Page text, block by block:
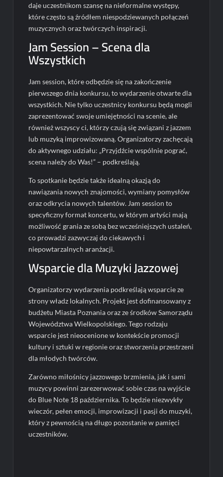
daje uczestnikom szansę na nieformalne występy,
które często są źródłem niespodziewanych połączeń
muzycznych oraz twórczych inspiracji.
Jam Session – Scena dla
Wszystkich
Jam session, które odbędzie się na zakończenie
pierwszego dnia konkursu, to wydarzenie otwarte dla
wszystkich. Nie tylko uczestnicy konkursu będą mogli
zaprezentować swoje umiejętności na scenie, ale
również wszyscy ci, którzy czują się związani z jazzem
lub muzyką improwizowaną. Organizatorzy zachęcają
do aktywnego udziału: „Przyjdźcie wspólnie pograć,
scena należy do Was!” – podkreślają.
To spotkanie będzie także idealną okazją do
nawiązania nowych znajomości, wymiany pomysłów
oraz odkrycia nowych talentów. Jam session to
specyficzny format koncertu, w którym artyści mają
możliwość grania ze sobą bez wcześniejszych ustaleń,
co prowadzi zazwyczaj do ciekawych i
niepowtarzalnych aranżacji.
Wsparcie dla Muzyki Jazzowej
Organizatorzy wydarzenia podkreślają wsparcie ze
strony władz lokalnych. Projekt jest dofinansowany z
budżetu Miasta Poznania oraz ze środków Samorządu
Województwa Wielkopolskiego. Tego rodzaju
wsparcie jest nieocenione w kontekście promocji
kultury i sztuki w regionie oraz stworzenia przestrzeni
dla młodych twórców.
Zarówno miłośnicy jazzowego brzmienia, jak i sami
muzycy powinni zarezerwować sobie czas na wyjście
do Blue Note 18 października. To będzie niezwykły
wieczór, pełen emocji, improwizacji i pasji do muzyki,
który z pewnością na długo pozostanie w pamięci
uczestników.